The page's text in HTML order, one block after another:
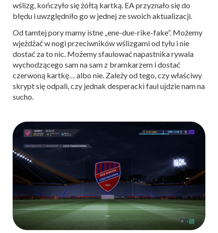
wślizg, kończyło się żółtą kartką. EA przyznało się do
błędu i uwzględniło go w jednej ze swoich aktualizacji.
Od tamtej pory mamy istne „ene-due-rike-fake”. Możemy
wjeżdżać w nogi przeciwników wślizgami od tyłu i nie
dostać za to nic. Możemy sfaulować napastnika rywala
wychodzącego sam na sam z bramkarzem i dostać
czerwoną kartkę… albo nie. Zależy od tego, czy właściwy
skrypt się odpali, czy jednak desperacki faul ujdzie nam na
sucho.